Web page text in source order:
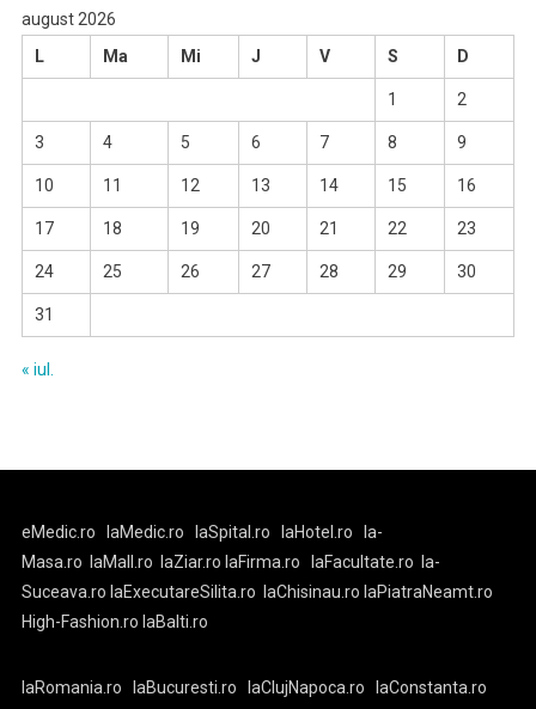
august 2026
L
Ma Mi J V S D
1 2
3 4 5 6 7 8 9
10 11 12 13 14 15 16
17 18 19 20 21 22 23
24 25 26 27 28 29 30
31
« iul.
eMedic.ro laMedic.ro laSpital.ro laHotel.ro
la-
Masa.ro
laMall.ro laZiar.ro laFirma.ro laFacultate.ro
la-
Suceava.ro laExecutareSilita.ro laChisinau.ro laPiatraNeamt.ro
High-Fashion.ro laBalti.ro
laRomania.ro laBucuresti.ro laClujNapoca.ro
laConstanta.ro